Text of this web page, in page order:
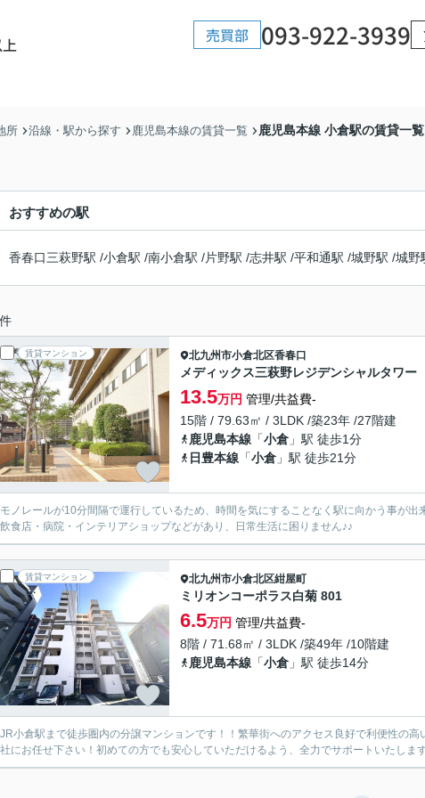
売買部 093-922-3939
所 沿線・駅から探す 鹿児島本線の賃貸一覧 鹿児島本線 小倉駅の賃貸一覧
おすすめの駅
香春口三萩野駅 /小倉駅 /南小倉駅 /片野駅 /志井駅 /平和通駅 /城野駅 /城野
件
賃貸マンション 北九州市小倉北区香春口
メディックス三萩野レジデンシャルタワー
13.5万円 管理/共益費-
15階 / 79.63㎡ / 3LDK /築23年 /27階建
鹿児島本線 「小倉 」駅 徒歩1分
日豊本線 「小倉 」駅 徒歩21分
モノレールが10分間隔で運行しているため、時間を気にすることなく駅に向かう事が
飲食店・病院・インテリアショップなどがあり、日常生活に困りません♪♪
賃貸マンション 北九州市小倉北区紺屋町
ミリオンコーポラス白菊 801
6.5万円 管理/共益費-
8階 / 71.68㎡ / 3LDK /築49年 /10階建
鹿児島本線 「小倉 」駅 徒歩14分
JR小倉駅まで徒歩圏内の分譲マンションです！！繁華街へのアクセス良好で利便性の
社にお任せ下さい！初めての方でも安心していただけるよう、全力でサポートいたしま